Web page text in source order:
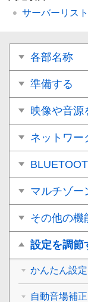
サーバーリス
各部名称
準備する
映像や音源
ネットワー
マルチゾー
その他の機
設定を調節
かんたん設定
自動音場補